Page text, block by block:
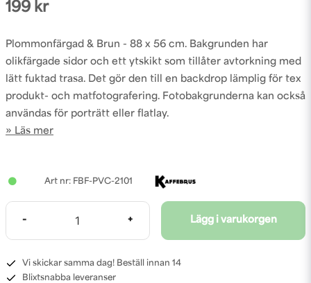
199 kr
Plommonfärgad & Brun - 88 x 56 cm. Bakgrunden har
olikfärgade sidor och ett ytskikt som tillåter avtorkning med
lätt fuktad trasa. Det gör den till en backdrop lämplig för tex
produkt- och matfotografering. Fotobakgrunderna kan också
användas för porträtt eller flatlay.
Läs mer
FBF-PVC-2101
- + Lägg i varukorgen
Vi skickar samma dag! Beställ innan 14
Blixtsnabba leveranser